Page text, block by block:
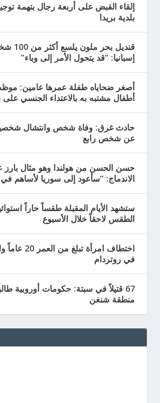
إلقاء القبض على أربعة رجال بتهمة
بلدية بريدا
قنديل
إسبانيا: “قد يتحول الأمر إلى وباء”
أصغر ضحاياه طفلة عمرها عامين:
أطفال مشتبه به بالاعتداء الجنسي على 14 طفل
حادث غرق: وفاة شخص وانتشال شخصين
عن شخص رابع
حسن الحسن من هولندا وهو مثال
الاندماج: “سأعود إلى سوريا لأساهم في
ستشهد الأيام المقبلة طقساً حاراً
الطقس لاحقاً خلال الأسبوع
اختطاف
في روتردام
67 قتيلاً في سبتة: حكومات أوروبية
منطقة شنغن